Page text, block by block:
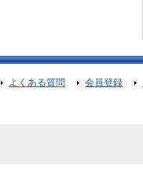
よくある質問 会員登録